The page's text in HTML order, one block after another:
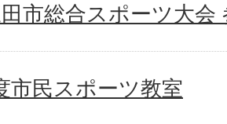
市総合スポーツ大会
市民スポーツ教室